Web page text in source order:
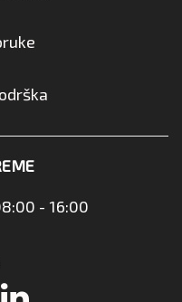
- 16:00